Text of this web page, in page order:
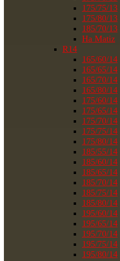
175/75/13
175/80/13
185/70/13
На Matiz
R14
165/60/14
165/65/14
165/70/14
165/80/14
175/60/14
175/65/14
175/70/14
175/75/14
175/80/14
185/55/14
185/60/14
185/65/14
185/70/14
185/75/14
185/80/14
195/60/14
195/65/14
195/70/14
195/75/14
195/80/14